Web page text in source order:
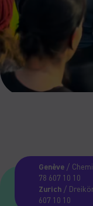
Genève/
78 607 10 10
Zurich/
607 10 10